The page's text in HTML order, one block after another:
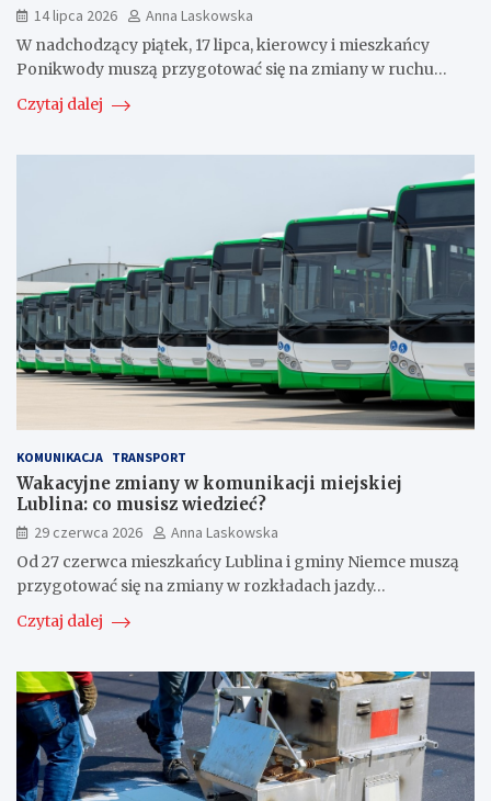
14 lipca 2026
Anna Laskowska
W nadchodzący piątek, 17 lipca, kierowcy i mieszkańcy
Ponikwody muszą przygotować się na zmiany w ruchu…
Czytaj dalej
KOMUNIKACJA TRANSPORT
Wakacyjne zmiany w komunikacji miejskiej
Lublina: co musisz wiedzieć?
29 czerwca 2026
Anna Laskowska
Od 27 czerwca mieszkańcy Lublina i gminy Niemce muszą
przygotować się na zmiany w rozkładach jazdy…
Czytaj dalej